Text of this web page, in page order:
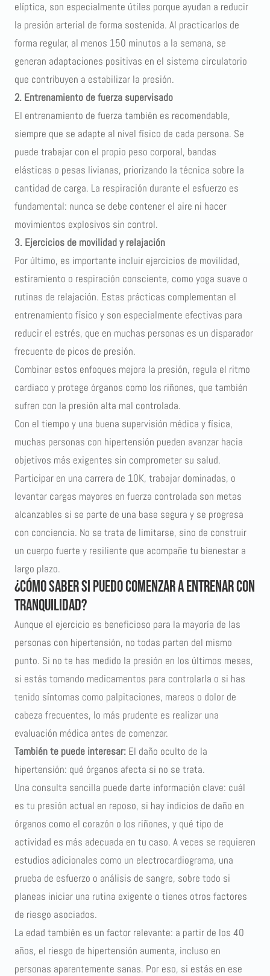
elíptica, son especialmente útiles porque ayudan a reducir
la presión arterial de forma sostenida. Al practicarlos de
forma regular, al menos 150 minutos a la semana, se
generan adaptaciones positivas en el sistema circulatorio
que contribuyen a estabilizar la presión.
2. Entrenamiento de fuerza supervisado
El entrenamiento de fuerza también es recomendable,
siempre que se adapte al nivel físico de cada persona. Se
puede trabajar con el propio peso corporal, bandas
elásticas o pesas livianas, priorizando la técnica sobre la
cantidad de carga. La respiración durante el esfuerzo es
fundamental: nunca se debe contener el aire ni hacer
movimientos explosivos sin control.
3. Ejercicios de movilidad y relajación
Por último, es importante incluir ejercicios de movilidad,
estiramiento o respiración consciente, como yoga suave o
rutinas de relajación. Estas prácticas complementan el
entrenamiento físico y son especialmente efectivas para
reducir el estrés, que en muchas personas es un disparador
frecuente de picos de presión.
Combinar estos enfoques mejora la presión, regula el ritmo
cardiaco y protege órganos como los riñones, que también
sufren con la presión alta mal controlada.
Con el tiempo y una buena supervisión médica y física,
muchas personas con hipertensión pueden avanzar hacia
objetivos más exigentes sin comprometer su salud.
Participar en una carrera de 10K, trabajar dominadas, o
levantar cargas mayores en fuerza controlada son metas
alcanzables si se parte de una base segura y se progresa
con conciencia. No se trata de limitarse, sino de construir
un cuerpo fuerte y resiliente que acompañe tu bienestar a
largo plazo.
¿Cómo saber si puedo comenzar a entrenar con
tranquilidad?
Aunque el ejercicio es beneficioso para la mayoría de las
personas con hipertensión, no todas parten del mismo
punto. Si no te has medido la presión en los últimos meses,
si estás tomando medicamentos para controlarla o si has
tenido síntomas como palpitaciones, mareos o dolor de
cabeza frecuentes, lo más prudente es realizar una
evaluación médica antes de comenzar.
También te puede interesar: El daño oculto de la
hipertensión: qué órganos afecta si no se trata.
Una consulta sencilla puede darte información clave: cuál
es tu presión actual en reposo, si hay indicios de daño en
órganos como el corazón o los riñones, y qué tipo de
actividad es más adecuada en tu caso. A veces se requieren
estudios adicionales como un electrocardiograma, una
prueba de esfuerzo o análisis de sangre, sobre todo si
planeas iniciar una rutina exigente o tienes otros factores
de riesgo asociados.
La edad también es un factor relevante: a partir de los 40
años, el riesgo de hipertensión aumenta, incluso en
personas aparentemente sanas. Por eso, si estás en ese